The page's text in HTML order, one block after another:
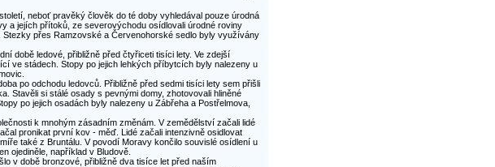
neboť pravěký člověk do té doby vyhledával pouze úrodná
a jejích přítoků, ze severovýchodu osídlovali úrodné roviny
přes Ramzovské a Červenohorské sedlo byly využívány
době ledové, přibližně před čtyřiceti tisíci lety. Ve zdejší
ve stádech. Stopy po jejich lehkých příbytcích byly nalezeny u
po odchodu ledovců. Přibližně před sedmi tisíci lety sem přišli
Stavěli si stálé osady s pevnými domy, zhotovovali hliněné
po jejich osadách byly nalezeny u Zábřeha a Postřelmova,
k mnohým zásadním změnám. V zemědělství začali lidé
pronikat první kov - měď. Lidé začali intenzivně osidlovat
také z Bruntálu. V povodí Moravy končilo souvislé osídlení u
ojediněle, například v Bludově.
v době bronzové, přibližně dva tisíce let před naším